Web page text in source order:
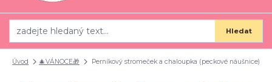
Hledat
Úvod 🎄VÁNOCE🎁 Perníkový stromeček a chaloupka (peckové náušnice)